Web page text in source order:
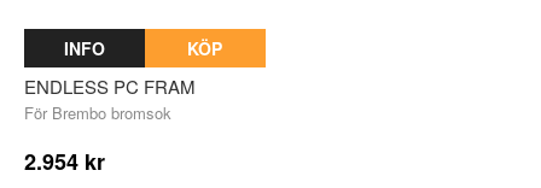
INFO KÖP
ENDLESS PC FRAM
För Brembo bromsok
2.954 kr